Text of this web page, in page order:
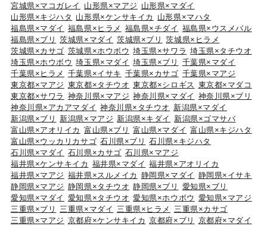
宮城県×マコガレイ
山形県×マアジ 山形県×マダイ
山形県×キジハタ 山形県×ケンサキイカ
山形県×マハタ
福島県×マダイ 福島県×ヒラメ 福島県×チダイ 福島県×ウスメバル
福島県×ブリ
茨城県×マダイ 茨城県×ブリ
茨城県×ヒラメ
茨城県×カサゴ 茨城県×ホウボウ 埼玉県×サワラ 埼玉県×タチウオ
埼玉県×ホウボウ 埼玉県×マダイ 埼玉県×ブリ
千葉県×マダイ
千葉県×ヒラメ 千葉県×イサキ 千葉県×カサゴ 千葉県×マアジ
東京都×マアジ 東京都×タチウオ 東京都×シロギス 東京都×マダコ
東京都×サワラ 神奈川県×マアジ 神奈川県×マダイ 神奈川県×ブリ
神奈川県×アカアマダイ 神奈川県×タチウオ 新潟県×マダイ
新潟県×ブリ
新潟県×マアジ 新潟県×キダイ
新潟県×ゴマサバ
富山県×アオリイカ 富山県×ブリ 富山県×マダイ 富山県×キジハタ
富山県×ウッカリカサゴ 石川県×ブリ
石川県×キジハタ
石川県×マダイ 石川県×カサゴ 石川県×マアジ
福井県×ケンサキイカ 福井県×マダイ 福井県×アオリイカ
福井県×マアジ 福井県×スルメイカ 静岡県×マダイ 静岡県×イサキ
静岡県×マアジ 静岡県×タチウオ 静岡県×ブリ
愛知県×ブリ
愛知県×マダイ 愛知県×タチウオ 愛知県×ホウボウ 愛知県×マアジ
三重県×ブリ
三重県×マダイ 三重県×ヒラメ
三重県×カサゴ
三重県×マアジ 京都府×ケンサキイカ 京都府×ブリ
京都府×マダイ